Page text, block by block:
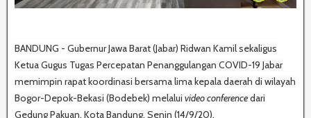
BANDUNG - Gubernur Jawa Barat (Jabar) Ridwan Kamil sekaligus
Ketua Gugus Tugas Percepatan Penanggulangan COVID-19 Jabar
memimpin rapat koordinasi bersama lima kepala daerah di wilayah
Bogor-Depok-Bekasi (Bodebek) melalui video conferencedari
Gedung Pakuan, Kota Bandung, Senin (14/9/20).